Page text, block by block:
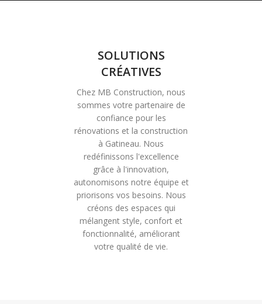
SOLUTIONS
CRÉATIVES
Chez MB Construction, nous
sommes votre partenaire de
confiance pour les
rénovations et la construction
à Gatineau. Nous
redéfinissons l'excellence
grâce à l'innovation,
autonomisons notre équipe et
priorisons vos besoins. Nous
créons des espaces qui
mélangent style, confort et
fonctionnalité, améliorant
votre qualité de vie.